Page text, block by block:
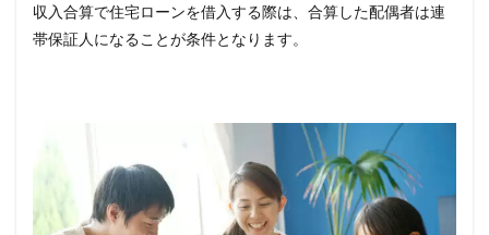
収入合算で住宅ローンを借入する際は、合算した配偶者は連
帯保証人になることが条件となります。